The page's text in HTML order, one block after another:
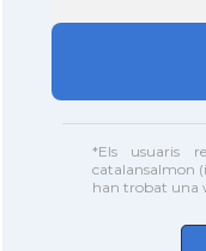
*Els usuaris
catalansalmon
han trobat una